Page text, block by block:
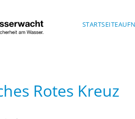
STARTSEITE
Rotes Kreuz